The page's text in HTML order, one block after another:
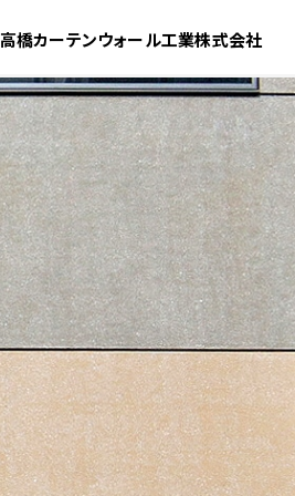
高橋カーテンウォール工業株式会社